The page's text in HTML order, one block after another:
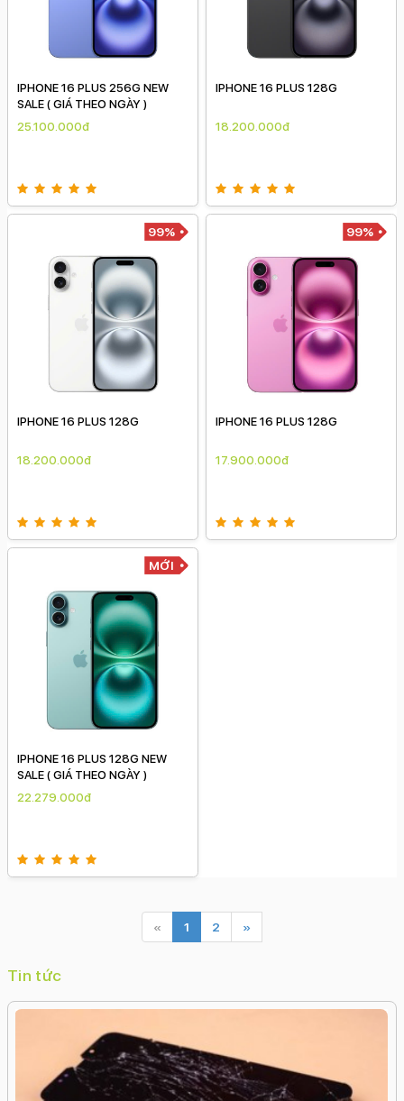
IPHONE 16 PLUS 256G NEW
SALE ( GIÁ THEO NGÀY )
25.100.000đ
IPHONE 16 PLUS 128G
18.200.000đ
99%
IPHONE 16 PLUS 128G
18.200.000đ
99%
IPHONE 16 PLUS 128G
17.900.000đ
MỚI
IPHONE 16 PLUS 128G NEW
SALE ( GIÁ THEO NGÀY )
22.279.000đ
« 1 2 »
Tin tức